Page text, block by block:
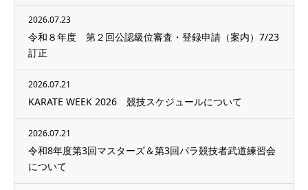
2026.07.23
令和８年度 第２回公認級位審査・登録申請（案内）7/23
訂正
2026.07.21
KARATE WEEK 2026 競技スケジュールについて
2026.07.21
令和8年度第3回マスターズ＆第3回パラ競技者武道練習会
について